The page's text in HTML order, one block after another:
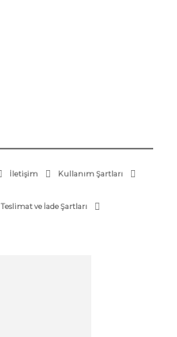
İletişim Kullanım Şartları
Teslimat ve İade Şartları